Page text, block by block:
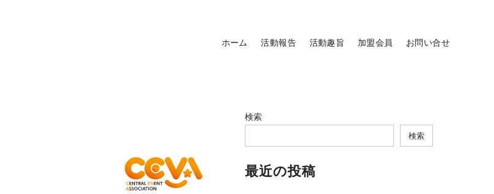
ホーム 活動報告 活動趣旨 加盟会員 お問い合せ
検索
検索
最近の投稿